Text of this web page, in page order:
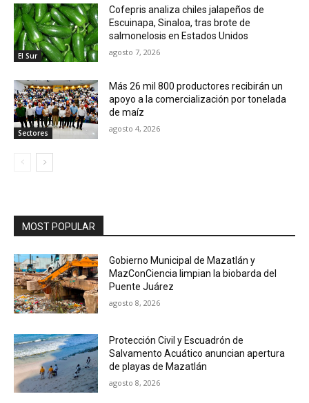
El Sur
Cofepris analiza chiles jalapeños de
Escuinapa, Sinaloa, tras brote de
salmonelosis en Estados Unidos
agosto 7, 2026
Sectores
Más 26 mil 800 productores recibirán un
apoyo a la comercialización por tonelada
de maíz
agosto 4, 2026
MOST POPULAR
Gobierno Municipal de Mazatlán y
MazConCiencia limpian la biobarda del
Puente Juárez
agosto 8, 2026
Protección Civil y Escuadrón de
Salvamento Acuático anuncian apertura
de playas de Mazatlán
agosto 8, 2026